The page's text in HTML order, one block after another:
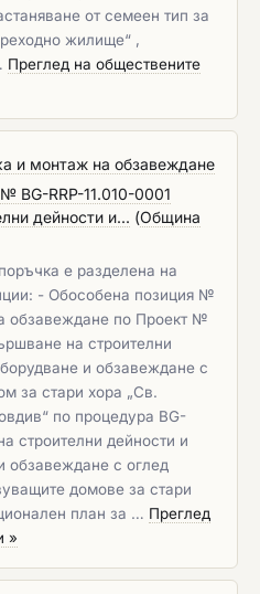
от семеен тип за
жилище“ ,
Преглед на обществените
и монтаж на обзавеждане
BG-RRP-11.010-0001
дейности и... (Община
е разделена на
- Обособена позиция №
обзавеждане по Проект №
на строителни
и обзавеждане с
за стари хора „Св.
по процедура BG-
строителни дейности и
обзавеждане с оглед
домове за стари
план за … Преглед
»